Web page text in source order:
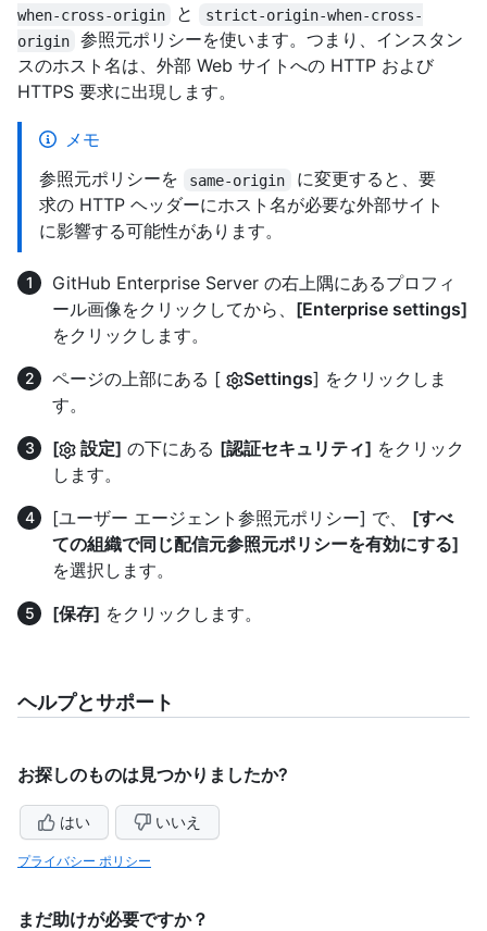
when-cross-origin
と
strict-origin-when-cross-
origin
参照元ポリシーを使います。つまり、インスタン
スのホスト名は、外部 Web サイトへの HTTP および
HTTPS 要求に出現します。
メモ
参照元ポリシーを
same-origin
に変更すると、要
求の HTTP ヘッダーにホスト名が必要な外部サイト
に影響する可能性があります。
GitHub Enterprise Server の右上隅にあるプロフィ
ール画像をクリックしてから、 [Enterprise settings]
をクリックします。
ページの上部にある [
Settings] をクリックしま
す。
[
設定] の下にある [認証セキュリティ] をクリック
します。
[ユーザー エージェント参照元ポリシー] で、 [すべ
ての組織で同じ配信元参照元ポリシーを有効にする]
を選択します。
[保存] をクリックします。
ヘルプとサポート
お探しのものは見つかりましたか?
はい いいえ
プライバシー ポリシー
まだ助けが必要ですか？